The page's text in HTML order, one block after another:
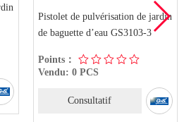
Pistolet de pulvérisation de jardin
de baguette d’eau GS3103-3
Points：
Vendu: 0 PCS
Consultatif